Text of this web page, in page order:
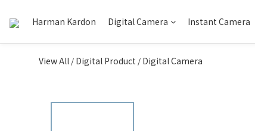
Harman Kardon Digital Camera Instant Camera
View All / Digital Product / Digital Camera